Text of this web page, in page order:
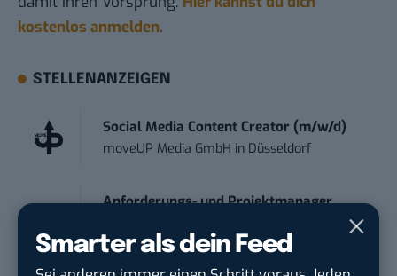
Smarter als dein Feed
kostenlos anmelden.
STELLENANZEIGEN
Social Media Content Creator (m/w/d)
moveUP Media GmbH in Düsseldorf
Anforderungs- und Projektmanager
trendtours Holding GmbHinEschborn